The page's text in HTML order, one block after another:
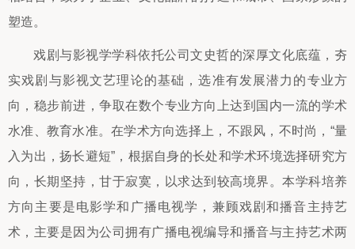
塑造。
戏剧与影视学学科依托公司文史哲的深厚文化底蕴，夯
实戏剧与影视文艺理论的基础，选准有发展潜力的专业方
向，稳步前进，争取在数个专业方向上达到国内一流的学术
水准、教育水准。在学术方向选择上，不跟风，不时尚，“量
入为出，扬长避短”，根据自身的长处和学术环境选择研究方
向，长期坚持，甘于寂寞，以求达到较高境界。本学科培养
方向主要是电影学和广播电视学，兼顾戏剧和播音主持艺
术，主要是因为公司拥有广播电视编导和播音与主持艺术两